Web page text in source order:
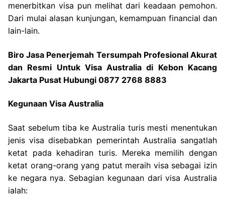
menerbitkan visa pun melihat dari keadaan pemohon.
Dari mulai alasan kunjungan, kemampuan financial dan
lain-lain.
Biro Jasa Penerjemah Tersumpah Profesional Akurat
dan Resmi Untuk Visa Australia di Kebon Kacang
Jakarta Pusat Hubungi 0877 2768 8883
Kegunaan Visa Australia
Saat sebelum tiba ke Australia turis mesti menentukan
jenis visa disebabkan pemerintah Australia sangatlah
ketat pada kehadiran turis. Mereka memilih dengan
ketat orang-orang yang patut meraih visa sebagai izin
ke negara nya. Sebagian kegunaan dari visa Australia
ialah: